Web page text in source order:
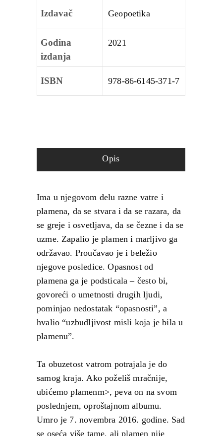
Izdavač Geopoetika
Godina
izdanja
2021
ISBN 978‑86‑6145‑371‑7
Opis
Ima u njegovom delu razne vatre i
plamena, da se stvara i da se razara, da
se greje i osvetljava, da se čezne i da se
uzme. Zapalio je plamen i marljivo ga
održavao. Proučavao je i beležio
njegove posledice. Opasnost od
plamena ga je podsticala – često bi,
govoreći o umetnosti drugih ljudi,
pominjao nedostatak “opasnosti”, a
hvalio “uzbudljivost misli koja je bila u
plamenu”.
Ta obuzetost vatrom potrajala je do
samog kraja. Ako poželiš mračnije,
ubićemo plamenm>, peva on na svom
poslednjem, oproštajnom albumu.
Umro je 7. novembra 2016. godine. Sad
se oseća više tame, ali plamen nije